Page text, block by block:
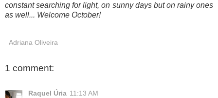
constant searching for light, on sunny days but on rainy ones
as well... Welcome October!
Adriana Oliveira
1 comment:
Raquel Úria 11:13 AM